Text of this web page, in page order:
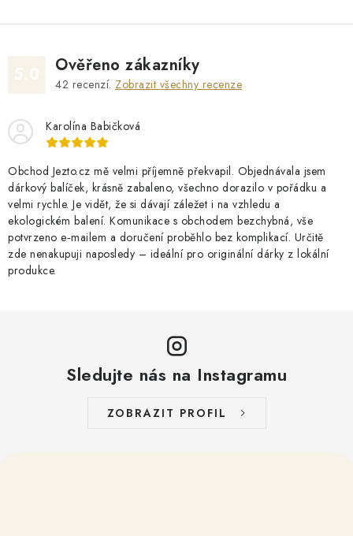
Ověřeno zákazníky
42 recenzí. Zobrazit všechny recenze
Karolína Babičková
Obchod Jezto.cz mě velmi příjemně překvapil. Objednávala jsem
dárkový balíček, krásně zabaleno, všechno dorazilo v pořádku a
velmi rychle. Je vidět, že si dávají záležet i na vzhledu a
ekologickém balení. Komunikace s obchodem bezchybná, vše
potvrzeno e‑mailem a doručení proběhlo bez komplikací. Určitě
zde nenakupuji naposledy – ideální pro originální dárky z lokální
produkce.
Sledujte nás na Instagramu
ZOBRAZIT PROFIL